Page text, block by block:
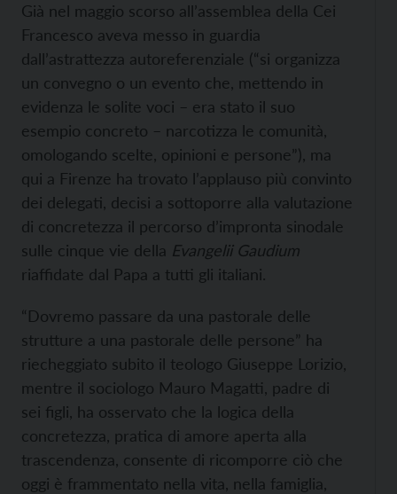
Già nel maggio scorso all’assemblea della Cei
Francesco aveva messo in guardia
dall’astrattezza autoreferenziale (“si organizza
un convegno o un evento che, mettendo in
evidenza le solite voci – era stato il suo
esempio concreto – narcotizza le comunità,
omologando scelte, opinioni e persone”), ma
qui a Firenze ha trovato l’applauso più convinto
dei delegati, decisi a sottoporre alla valutazione
di concretezza il percorso d’impronta sinodale
sulle cinque vie della Evangelii Gaudium
riaffidate dal Papa a tutti gli italiani.
“Dovremo passare da una pastorale delle
strutture a una pastorale delle persone” ha
riecheggiato subito il teologo Giuseppe Lorizio,
mentre il sociologo Mauro Magatti, padre di
sei figli, ha osservato che la logica della
concretezza, pratica di amore aperta alla
trascendenza, consente di ricomporre ciò che
oggi è frammentato nella vita, nella famiglia,